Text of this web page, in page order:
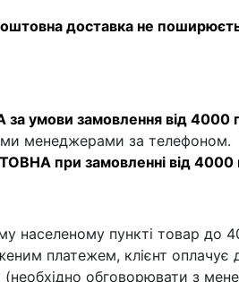
доставка не
умови замовлення від 4000
менеджерами за телефоном.
при замовленні від 4000
населеному пункті товар до
платежем, клієнт оплачує
обговорювати з